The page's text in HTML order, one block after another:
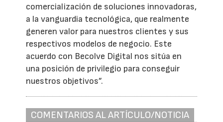
comercialización de soluciones innovadoras,
a la vanguardia tecnológica, que realmente
generen valor para nuestros clientes y sus
respectivos modelos de negocio. Este
acuerdo con Becolve Digital nos sitúa en
una posición de privilegio para conseguir
nuestros objetivos”.
COMENTARIOS AL ARTÍCULO/NOTICIA